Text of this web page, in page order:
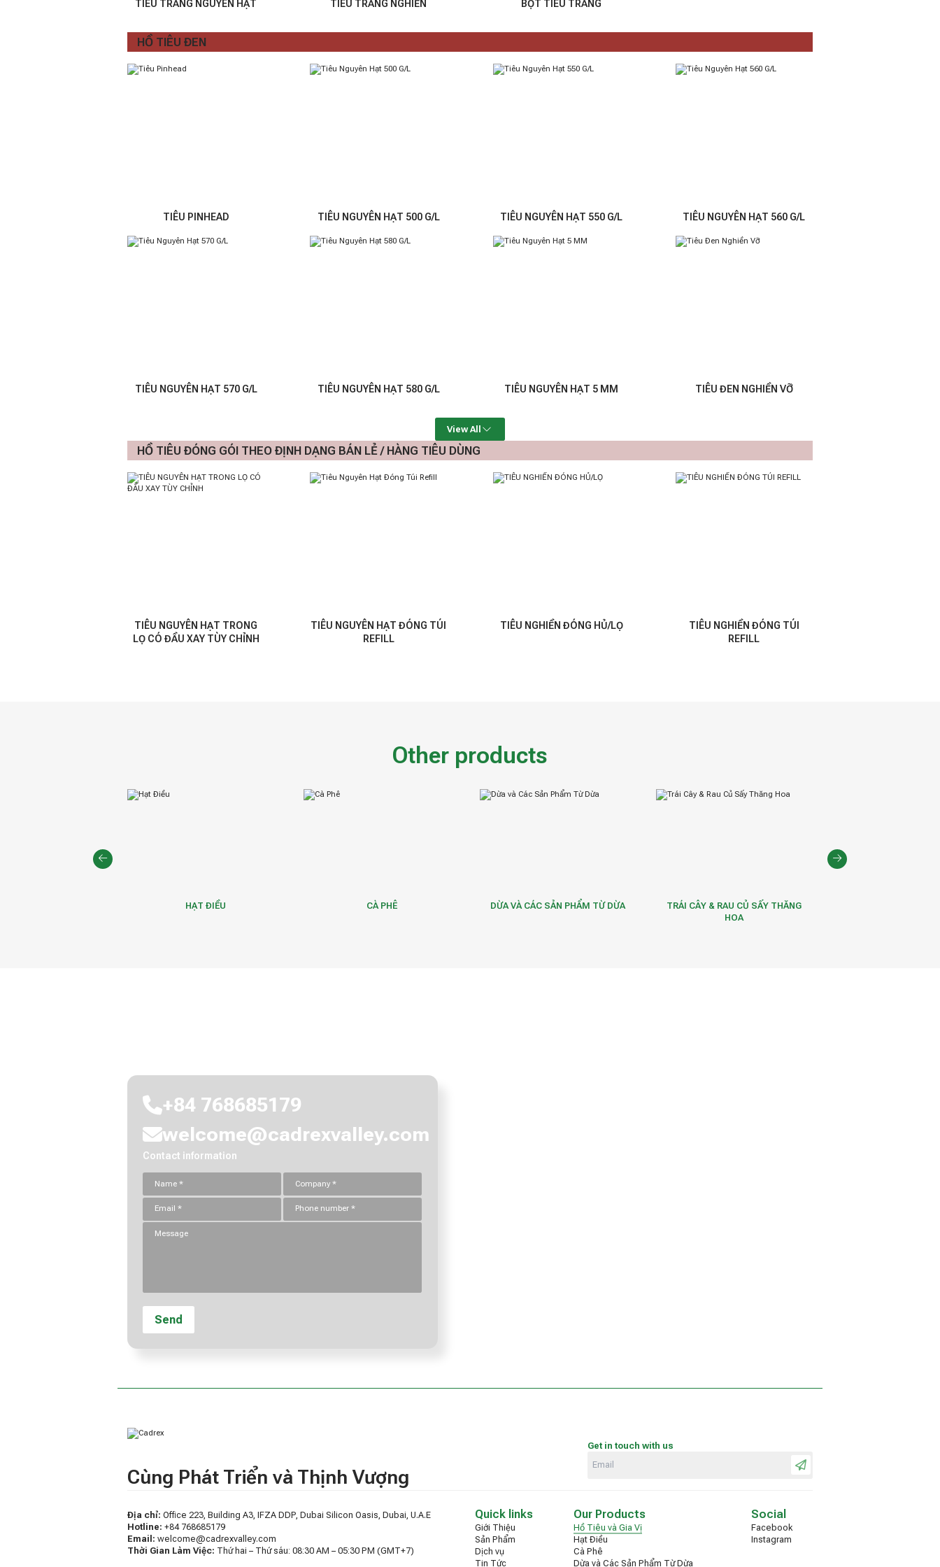
TIÊU TRẮNG NGUYÊN HẠT TIÊU TRẮNG NGHIỀN BỘT TIÊU TRẮNG
HỒ TIÊU ĐEN
TIÊU PINHEAD TIÊU NGUYÊN HẠT 500 G/L TIÊU NGUYÊN HẠT 550 G/L TIÊU NGUYÊN HẠT 560 G/L
TIÊU NGUYÊN HẠT 570 G/L TIÊU NGUYÊN HẠT 580 G/L TIÊU NGUYÊN HẠT 5 MM TIÊU ĐEN NGHIỀN VỠ
View All
HỒ TIÊU ĐÓNG GÓI THEO ĐỊNH DẠNG BÁN LẺ / HÀNG TIÊU DÙNG
TIÊU NGUYÊN HẠT TRONG
LỌ CÓ ĐẦU XAY TÙY CHỈNH
TIÊU NGUYÊN HẠT ĐÓNG TÚI
REFILL
TIÊU NGHIỀN ĐÓNG HỦ/LỌ
TIÊU NGHIỀN ĐÓNG TÚI
REFILL
Other products
HẠT ĐIỀU CÀ PHÊ DỪA VÀ CÁC SẢN PHẨM TỪ DỪA
TRÁI CÂY & RAU CỦ SẤY THĂNG
HOA
+84 768685179
welcome@cadrexvalley.com
Contact information
Cùng Phát Triển và Thịnh Vượng
Get in touch with us
Địa chỉ: Office 223, Building A3, IFZA DDP, Dubai Silicon Oasis, Dubai, U.A.E
Hotline: +84 768685179
Email: welcome@cadrexvalley.com
Thời Gian Làm Việc: Thứ hai – Thứ sáu: 08:30 AM – 05:30 PM (GMT+7)
Quick links
Giới Thiệu
Sản Phẩm
Dịch vụ
Tin Tức
Our Products
Hồ Tiêu và Gia Vị
Hạt Điều
Cà Phê
Dừa và Các Sản Phẩm Từ Dừa
Social
Facebook
Instagram